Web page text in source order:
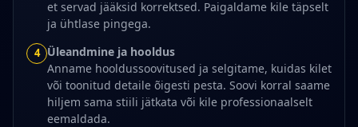
et servad jääksid korrektsed. Paigaldame kile täpselt
ja ühtlase pingega.
4 Üleandmine ja hooldus
Anname hooldussoovitused ja selgitame, kuidas kilet
või toonitud detaile õigesti pesta. Soovi korral saame
hiljem sama stiili jätkata või kile professionaalselt
eemaldada.